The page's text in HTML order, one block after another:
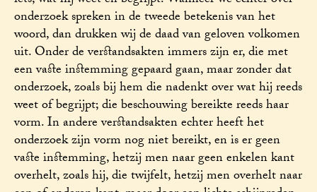
onderzoek spreken in de tweede betekenis van het
woord, dan drukken wij de daad van geloven volkomen
uit. Onder de verstandsakten immers zijn er, die met
een vaste instemming gepaard gaan, maar zonder dat
onderzoek, zoals bij hem die nadenkt over wat hij reeds
weet of begrijpt; die beschouwing bereikte reeds haar
vorm. In andere verstandsakten echter heeft het
onderzoek zijn vorm nog niet bereikt, en is er geen
vaste instemming, hetzij men naar geen enkelen kant
overhelt, zoals hij, die twijfelt, hetzij men overhelt naar